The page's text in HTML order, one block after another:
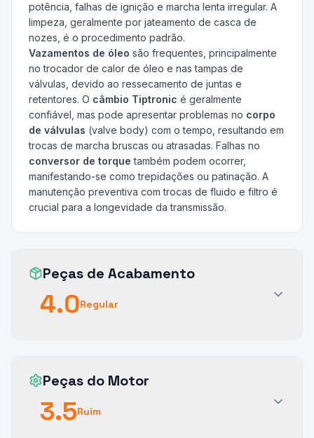
potência, falhas de ignição e marcha lenta irregular. A
limpeza, geralmente por jateamento de casca de
nozes, é o procedimento padrão.
Vazamentos de óleo são frequentes, principalmente
no trocador de calor de óleo e nas tampas de
válvulas, devido ao ressecamento de juntas e
retentores. O câmbio Tiptronic é geralmente
confiável, mas pode apresentar problemas no corpo
de válvulas (valve body) com o tempo, resultando em
trocas de marcha bruscas ou atrasadas. Falhas no
conversor de torque também podem ocorrer,
manifestando-se como trepidações ou patinação. A
manutenção preventiva com trocas de fluido e filtro é
crucial para a longevidade da transmissão.
Peças de Acabamento
4.0Regular
Peças do Motor
3.5Ruim